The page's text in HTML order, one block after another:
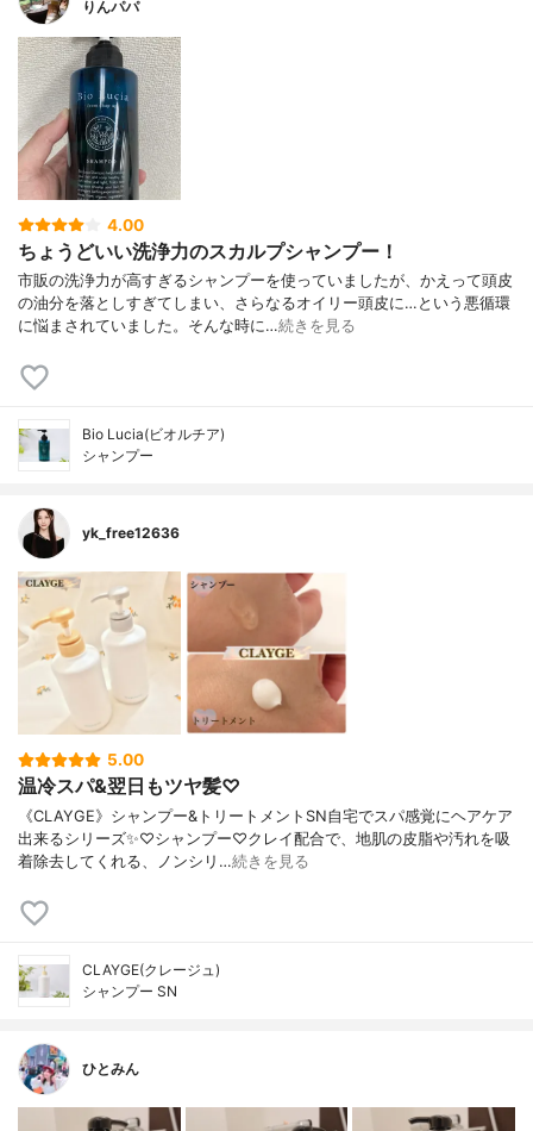
りんパパ
4.00
ちょうどいい洗浄力のスカルプシャンプー！
市販の洗浄力が高すぎるシャンプーを使っていましたが、かえって頭皮
の油分を落としすぎてしまい、さらなるオイリー頭皮に…という悪循環
に悩まされていました。そんな時に…続きを見る
Bio Lucia(ビオルチア)
シャンプー
yk_free12636
5.00
温冷スパ&翌日もツヤ髪♡
《CLAYGE》シャンプー&トリートメントSN自宅でスパ感覚にヘアケア
出来るシリーズ✨♡シャンプー♡クレイ配合で、地肌の皮脂や汚れを吸
着除去してくれる、ノンシリ…続きを見る
CLAYGE(クレージュ)
シャンプー SN
ひとみん